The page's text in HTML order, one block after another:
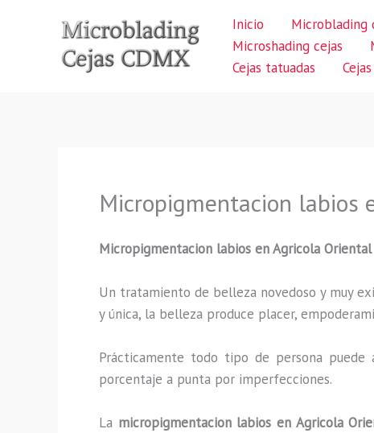
Inicio Microblading
Microshading cejas
Cejas tatuadas
Micropigmentacion labios
Micropigmentacion labios en Agricola Oriental
Un tratamiento de belleza novedoso y muy
y única, la belleza produce placer,
Prácticamente todo tipo de persona
porcentaje a punta por imperfecciones.
La micropigmentacion labios en Agricola